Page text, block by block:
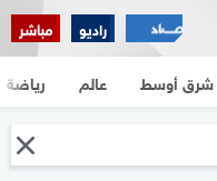
راديو مباشر
شرق أوسط عالم رياضة